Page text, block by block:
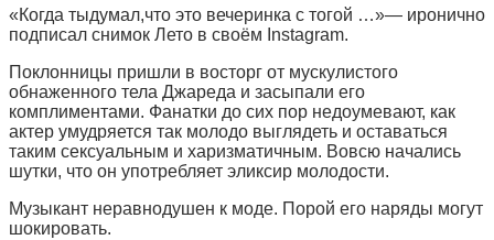
«Когда тыдумал,что это вечеринка с тогой …»— иронично
подписал снимок Лето в своём Instagram.
Поклонницы пришли в восторг от мускулистого
обнаженного тела Джареда и засыпали его
комплиментами. Фанатки до сих пор недоумевают, как
актер умудряется так молодо выглядеть и оставаться
таким сексуальным и харизматичным. Вовсю начались
шутки, что он употребляет эликсир молодости.
Музыкант неравнодушен к моде. Порой его наряды могут
шокировать.